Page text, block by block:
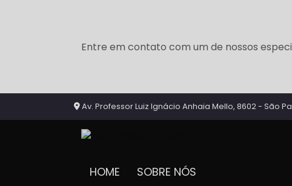
Entre em contato com um de nossos
Av. Professor Luiz Ignácio Anhaia Mello, 8602 - São
HOME SOBRE NÓS